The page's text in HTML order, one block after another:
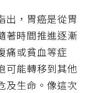
出，胃癌是從胃
著時間推進逐漸
痛或貧血等症
可能轉移到其他
及生命。像這次